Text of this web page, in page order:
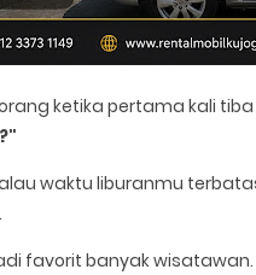
ketika pertama kali
waktu liburanmu
favorit banyak